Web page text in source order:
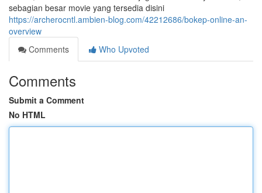
sebagian besar movie yang tersedia disini
https://archerocntl.ambien-blog.com/42212686/bokep-online-an-
overview
Comments
Who Upvoted
Comments
Submit a Comment
No HTML